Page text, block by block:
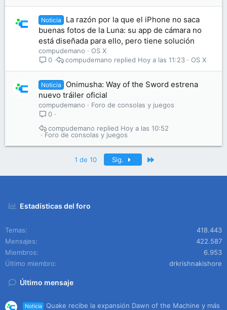
Noticia
La razón por la que el iPhone no saca
buenas fotos de la Luna: su app de cámara no
está diseñada para ello, pero tiene solución
compudemano
OS X
0
OS X
Hoy a las 11:23
compudemano
Noticia
Onimusha: Way of the Sword estrena
nuevo tráiler oficial
compudemano
Foro de consolas y juegos
0
Foro de consolas y juegos
Hoy a las 10:52
compudemano
1 de 10 Sig.
Estadísticas del foro
Temas
418.443
Mensajes
422.587
Miembros
6.953
Último miembro
drkrishnakishore
Último mensaje
Noticia
Quake recibe la expansión Dawn of the Machine y más